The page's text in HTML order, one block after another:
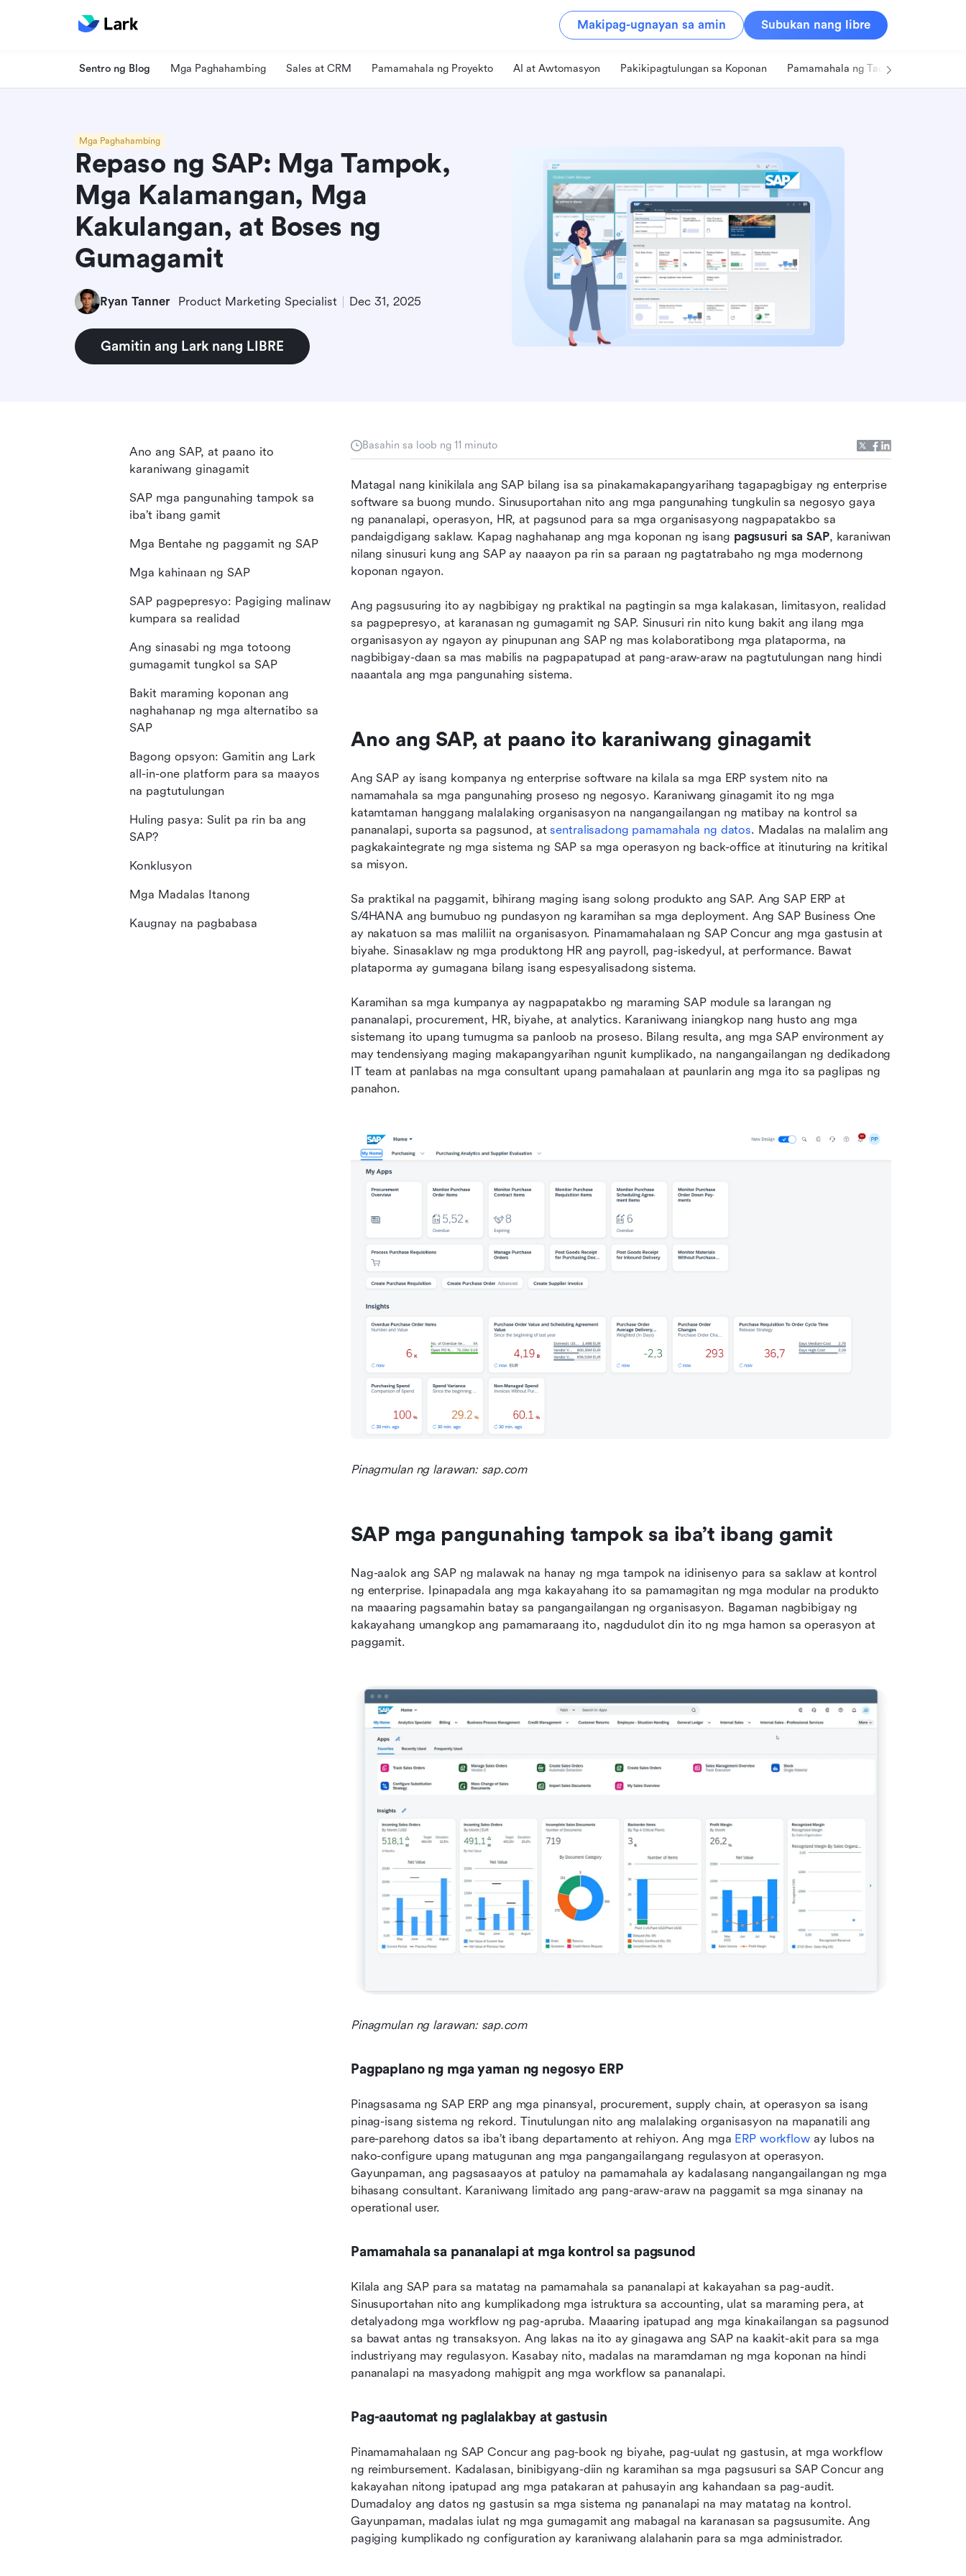
Makipag-ugnayan sa amin Subukan nang libre
Sentro ng Blog Mga Paghahambing Sales at CRM Pamamahala ng Proyekto AI at Awtomasyon Pakikipagtulungan sa Koponan Pamamahala ng Tao
Mga Paghahambing
Repaso ng SAP: Mga Tampok,
Mga Kalamangan, Mga
Kakulangan, at Boses ng
Gumagamit
Ryan Tanner Product Marketing Specialist Dec 31, 2025
Gamitin ang Lark nang LIBRE
Basahin sa loob ng 11 minuto
Matagal nang kinikilala ang SAP bilang isa sa pinakamakapangyarihang tagapagbigay ng enterprise
software sa buong mundo. Sinusuportahan nito ang mga pangunahing tungkulin sa negosyo gaya
ng pananalapi, operasyon, HR, at pagsunod para sa mga organisasyong nagpapatakbo sa
pandaigdigang saklaw. Kapag naghahanap ang mga koponan ng isang pagsusuri sa SAP, karaniwan
nilang sinusuri kung ang SAP ay naaayon pa rin sa paraan ng pagtatrabaho ng mga modernong
koponan ngayon.
Ang pagsusuring ito ay nagbibigay ng praktikal na pagtingin sa mga kalakasan, limitasyon, realidad
sa pagpepresyo, at karanasan ng gumagamit ng SAP. Sinusuri rin nito kung bakit ang ilang mga
organisasyon ay ngayon ay pinupunan ang SAP ng mas kolaboratibong mga plataporma, na
nagbibigay-daan sa mas mabilis na pagpapatupad at pang-araw-araw na pagtutulungan nang hindi
naaantala ang mga pangunahing sistema.
Ano ang SAP, at paano ito karaniwang ginagamit
Ang SAP ay isang kompanya ng enterprise software na kilala sa mga ERP system nito na
namamahala sa mga pangunahing proseso ng negosyo. Karaniwang ginagamit ito ng mga
katamtaman hanggang malalaking organisasyon na nangangailangan ng matibay na kontrol sa
pananalapi, suporta sa pagsunod, at sentralisadong pamamahala ng datos. Madalas na malalim ang
pagkakaintegrate ng mga sistema ng SAP sa mga operasyon ng back-office at itinuturing na kritikal
sa misyon.
Sa praktikal na paggamit, bihirang maging isang solong produkto ang SAP. Ang SAP ERP at
S/4HANA ang bumubuo ng pundasyon ng karamihan sa mga deployment. Ang SAP Business One
ay nakatuon sa mas maliliit na organisasyon. Pinamamahalaan ng SAP Concur ang mga gastusin at
biyahe. Sinasaklaw ng mga produktong HR ang payroll, pag-iskedyul, at performance. Bawat
plataporma ay gumagana bilang isang espesyalisadong sistema.
Karamihan sa mga kumpanya ay nagpapatakbo ng maraming SAP module sa larangan ng
pananalapi, procurement, HR, biyahe, at analytics. Karaniwang iniangkop nang husto ang mga
sistemang ito upang tumugma sa panloob na proseso. Bilang resulta, ang mga SAP environment ay
may tendensiyang maging makapangyarihan ngunit kumplikado, na nangangailangan ng dedikadong
IT team at panlabas na mga consultant upang pamahalaan at paunlarin ang mga ito sa paglipas ng
panahon.
Pinagmulan ng larawan: sap.com
SAP mga pangunahing tampok sa iba’t ibang gamit
Nag-aalok ang SAP ng malawak na hanay ng mga tampok na idinisenyo para sa saklaw at kontrol
ng enterprise. Ipinapadala ang mga kakayahang ito sa pamamagitan ng mga modular na produkto
na maaaring pagsamahin batay sa pangangailangan ng organisasyon. Bagaman nagbibigay ng
kakayahang umangkop ang pamamaraang ito, nagdudulot din ito ng mga hamon sa operasyon at
paggamit.
Pinagmulan ng larawan: sap.com
Pagpaplano ng mga yaman ng negosyo ERP
Pinagsasama ng SAP ERP ang mga pinansyal, procurement, supply chain, at operasyon sa isang
pinag-isang sistema ng rekord. Tinutulungan nito ang malalaking organisasyon na mapanatili ang
pare-parehong datos sa iba’t ibang departamento at rehiyon. Ang mga ERP workflow ay lubos na
nako-configure upang matugunan ang mga pangangailangang regulasyon at operasyon.
Gayunpaman, ang pagsasaayos at patuloy na pamamahala ay kadalasang nangangailangan ng mga
bihasang consultant. Karaniwang limitado ang pang-araw-araw na paggamit sa mga sinanay na
operational user.
Pamamahala sa pananalapi at mga kontrol sa pagsunod
Kilala ang SAP para sa matatag na pamamahala sa pananalapi at kakayahan sa pag-audit.
Sinusuportahan nito ang kumplikadong mga istruktura sa accounting, ulat sa maraming pera, at
detalyadong mga workflow ng pag-apruba. Maaaring ipatupad ang mga kinakailangan sa pagsunod
sa bawat antas ng transaksyon. Ang lakas na ito ay ginagawa ang SAP na kaakit-akit para sa mga
industriyang may regulasyon. Kasabay nito, madalas na maramdaman ng mga koponan na hindi
pananalapi na masyadong mahigpit ang mga workflow sa pananalapi.
Pag-aautomat ng paglalakbay at gastusin
Pinamamahalaan ng SAP Concur ang pag-book ng biyahe, pag-uulat ng gastusin, at mga workflow
ng reimbursement. Kadalasan, binibigyang-diin ng karamihan sa mga pagsusuri sa SAP Concur ang
kakayahan nitong ipatupad ang mga patakaran at pahusayin ang kahandaan sa pag-audit.
Dumadaloy ang datos ng gastusin sa mga sistema ng pananalapi na may matatag na kontrol.
Gayunpaman, madalas iulat ng mga gumagamit ang mabagal na karanasan sa pagsusumite. Ang
pagiging kumplikado ng configuration ay karaniwang alalahanin para sa mga administrador.
Ano ang SAP, at paano ito
karaniwang ginagamit
SAP mga pangunahing tampok sa
iba’t ibang gamit
Mga Bentahe ng paggamit ng SAP
Mga kahinaan ng SAP
SAP pagpepresyo: Pagiging malinaw
kumpara sa realidad
Ang sinasabi ng mga totoong
gumagamit tungkol sa SAP
Bakit maraming koponan ang
naghahanap ng mga alternatibo sa
SAP
Bagong opsyon: Gamitin ang Lark
all-in-one platform para sa maayos
na pagtutulungan
Huling pasya: Sulit pa rin ba ang
SAP?
Konklusyon
Mga Madalas Itanong
Kaugnay na pagbabasa